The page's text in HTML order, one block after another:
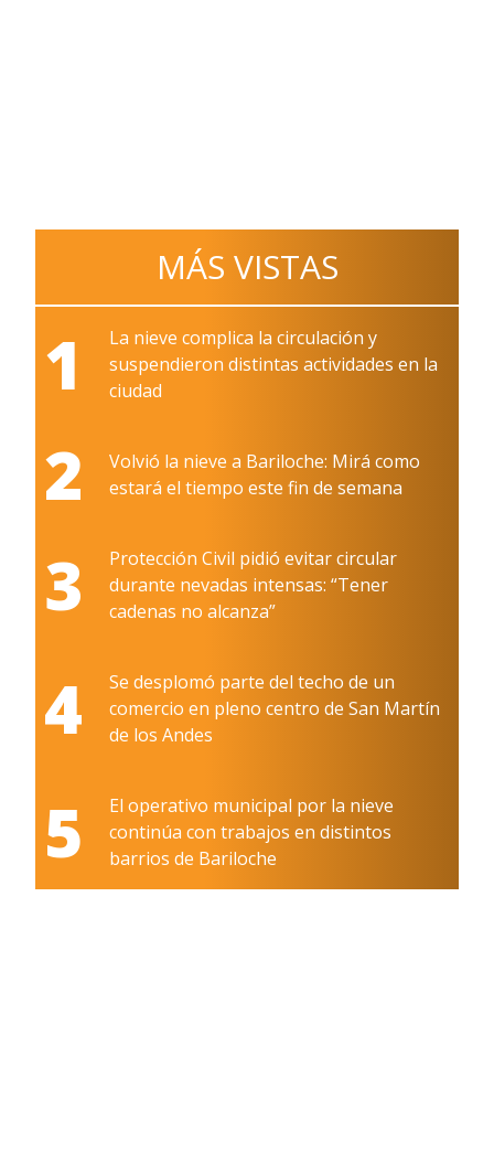
MÁS VISTAS
1
La nieve complica la circulación y
suspendieron distintas actividades en la
ciudad
2
Volvió la nieve a Bariloche: Mirá como
estará el tiempo este fin de semana
3
Protección Civil pidió evitar circular
durante nevadas intensas: “Tener
cadenas no alcanza”
4
Se desplomó parte del techo de un
comercio en pleno centro de San Martín
de los Andes
5
El operativo municipal por la nieve
continúa con trabajos en distintos
barrios de Bariloche